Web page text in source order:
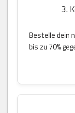
3.
Bestelle dein
bis zu 70%